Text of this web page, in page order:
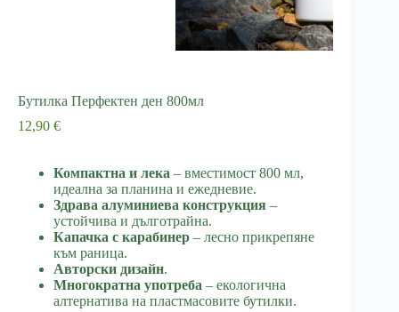
Бутилка Перфектен ден 800мл
12,90 €
Компактна и лека – вместимост 800 мл,
идеална за планина и ежедневие.
Здрава алуминиева конструкция –
устойчива и дълготрайна.
Капачка с карабинер – лесно прикрепяне
към раница.
Авторски дизайн.
Многократна употреба – екологична
алтернатива на пластмасовите бутилки.